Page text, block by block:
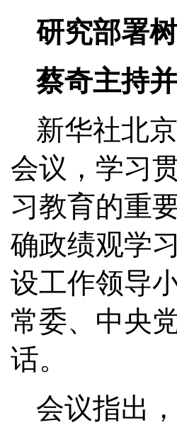
研究部署
蔡奇主持
新华社北
会议，学习
习教育的重
确政绩观学
设工作领导
常委、中央
话。
会议指出